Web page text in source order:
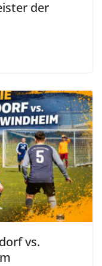
der
vs.